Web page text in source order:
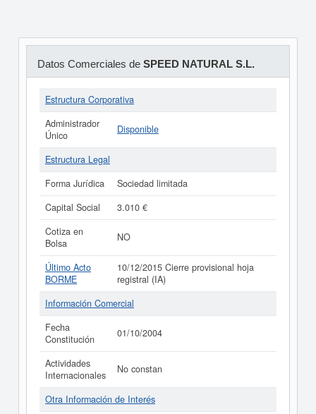
Datos Comerciales de SPEED NATURAL S.L.
Estructura Corporativa
Administrador
Único
Disponible
Estructura Legal
Forma Jurídica
Sociedad limitada
Capital Social
3.010 €
Cotiza en
Bolsa
NO
Último Acto
BORME
10/12/2015 Cierre provisional hoja
registral (IA)
Información Comercial
Fecha
Constitución
01/10/2004
Actividades
Internacionales
No constan
Otra Información de Interés